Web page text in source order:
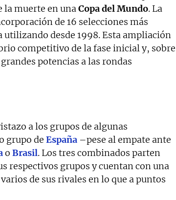
la muerte en unaCopa del Mundo. La
de 16 selecciones más
utilizando desde 1998. Esta ampliación
competitivo de la fase inicial y, sobre
potencias a las rondas
a los grupos de algunas
grupo de España –pese al empate ante
o Brasil. Los tres combinados parten
respectivos grupos y cuentan con una
de sus rivales en lo que a puntos